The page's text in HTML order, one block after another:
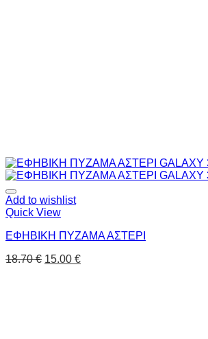
Add to wishlist
Quick View
ΕΦΗΒΙΚΗ ΠΥΖΑΜΑ ΑΣΤΕΡΙ
18.70€ 15.00 €